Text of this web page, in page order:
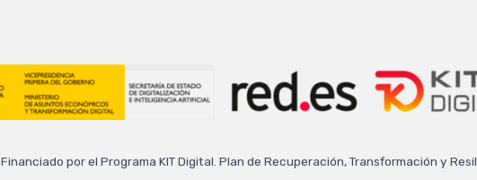
Financiado por el Programa KIT Digital. Plan de Recuperación, Transformación y